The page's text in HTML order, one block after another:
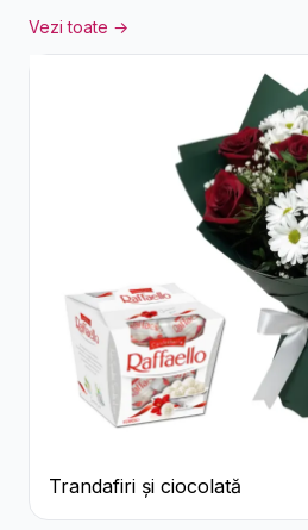
Vezi toate →
Trandafiri și ciocolată